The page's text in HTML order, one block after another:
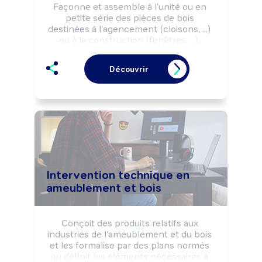
Façonne et assemble à l'unité ou en
petite série des pièces de bois
destinées à l'agencement (cloisons, ...)
ou à la construction (fenêtres, ...),
selon les règles de sécurité.
Effectue la mise en place et le montage
final des structures réalisées sur site.
agencements ou menuiseries, restaurer
des ouvrages anciens. Peut être
spécialisé dans la fabrication de fûts,
tonneaux.
Peut coordonner une équipe et diriger
une structure.
Découvrir
Intervention technique en
ameublement et bois
Conçoit des produits relatifs aux
industries de l'ameublement et du bois
et les formalise par des plans normés
ou définit les éléments nécessaires à